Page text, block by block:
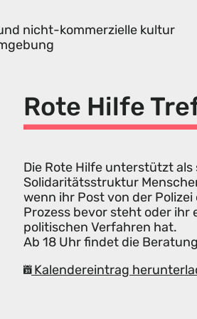
nicht-kommerzielle kultur
Rote Hilfe
Die Rote Hilfe unterstützt
Solidaritätsstruktur
wenn ihr Post von der
Prozess bevor steht oder
politischen Verfahren hat.
Ab 18 Uhr findet die
Kalendereintrag